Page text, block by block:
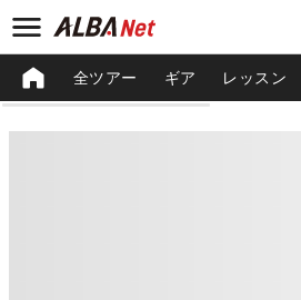
全ツアー ギア レッスン